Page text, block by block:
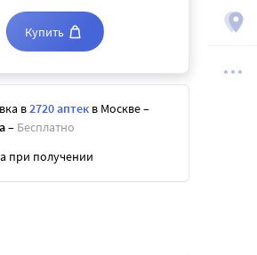
Купить
в2720 аптек в Москве–
– Бесплатно
при получении